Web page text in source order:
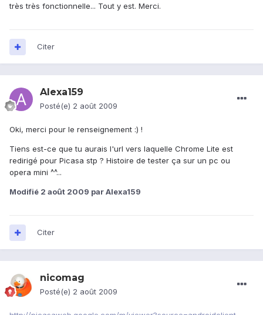
très très fonctionnelle... Tout y est. Merci.
Citer
Alexa159
Posté(e) 2 août 2009
Oki, merci pour le renseignement :) !
Tiens est-ce que tu aurais l'url vers laquelle Chrome Lite est
redirigé pour Picasa stp ? Histoire de tester ça sur un pc ou
opera mini ^^...
Modifié 2 août 2009 par Alexa159
Citer
nicomag
Posté(e) 2 août 2009